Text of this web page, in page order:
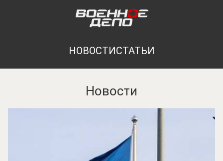
НОВОСТИСТАТЬИ
Новости